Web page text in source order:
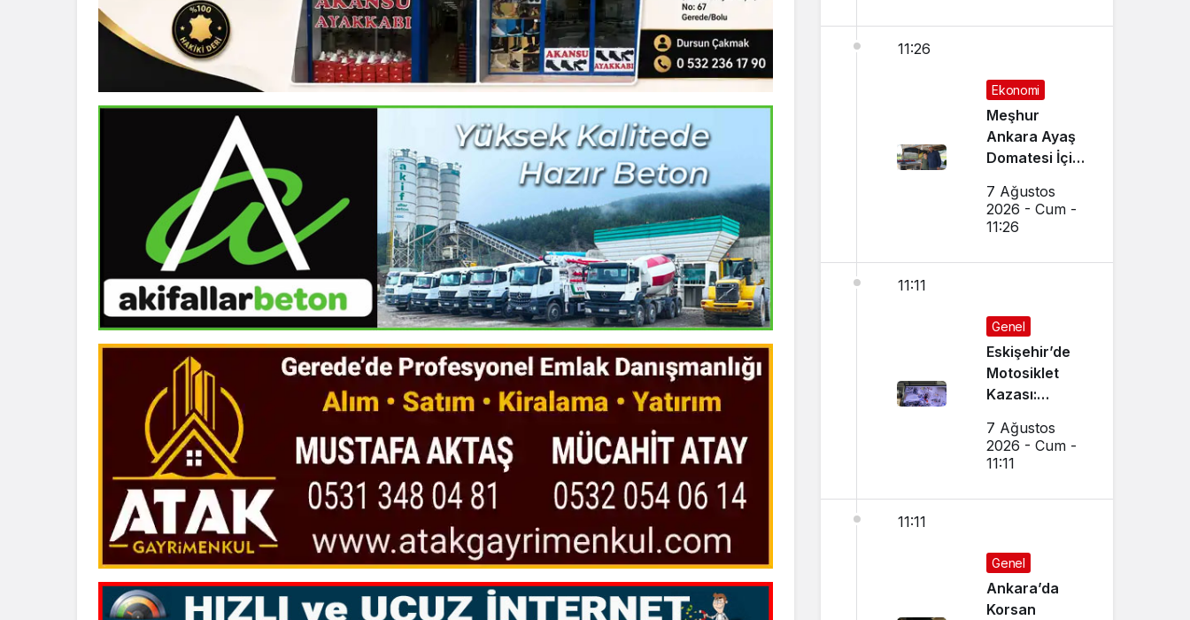
11:26
Ekonomi
Meşhur
Ankara Ayaş
Domatesi İçin
Geldi
7 Ağustos
2026 - Cum -
11:26
11:11
Genel
Eskişehir’de
Motosiklet
Kazası:
Camı Kırıldı,
Arbede Çıktı
7 Ağustos
2026 - Cum -
11:11
11:11
Genel
Ankara’da
Korsan